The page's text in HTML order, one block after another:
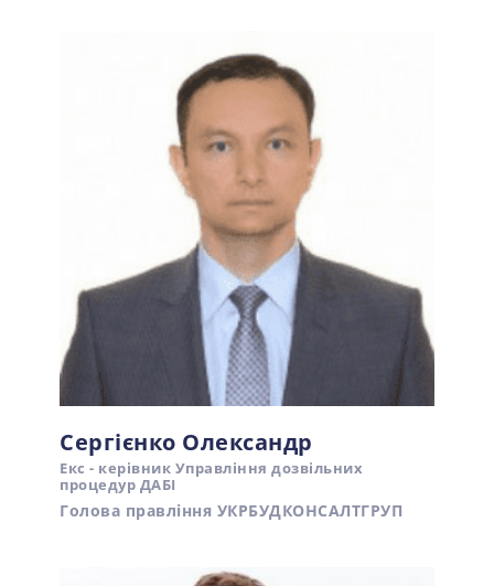
Сергієнко Олександр
Екс - керівник Управління дозвільних
процедур ДАБІ
Голова правління УКРБУДКОНСАЛТГРУП